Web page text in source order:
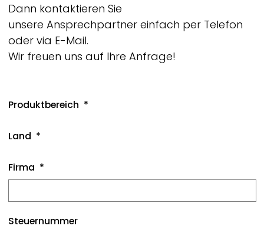
Dann kontaktieren Sie
unsere Ansprechpartner einfach per Telefon
oder via E-Mail.
Wir freuen uns auf Ihre Anfrage!
Produktbereich
Land
Firma
Steuernummer